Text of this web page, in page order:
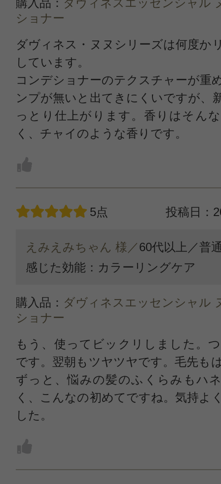
購入品： ダヴィネスエッセンシャル
ショナー
ダヴィネス・ヌヌシリーズは何度か
しています。
コンデショナーのテクスチャーが重
ンプが無いと出てきにくいですが、
っとり仕上がります。香りはそん
く、チャイのような香りです。
5点 投稿日：
えみえみちゃん 様／60代以上／普
感じた効能：カラーリングケア
購入品： ダヴィネスエッセンシャル
ショナー
もう、使ってビックリしました。
です。翌朝もツヤツヤです。毛先も
ずっと、悩みの髪のふくらみもハ
く、こんなの初めてですね。気持よ
した。